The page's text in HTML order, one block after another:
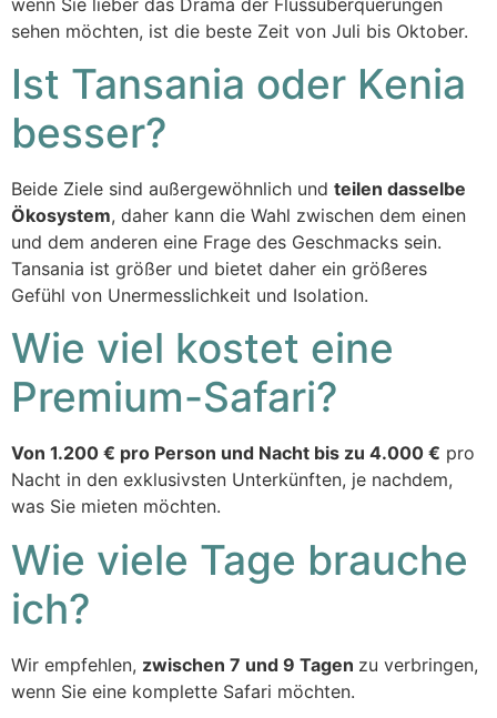
sehen möchten, ist die beste Zeit von Juli bis Oktober.
Ist Tansania oder Kenia
besser?
Beide Ziele sind außergewöhnlich und teilen dasselbe
Ökosystem, daher kann die Wahl zwischen dem einen
und dem anderen eine Frage des Geschmacks sein.
Tansania ist größer und bietet daher ein größeres
Gefühl von Unermesslichkeit und Isolation.
Wie viel kostet eine
Premium-Safari?
Von 1.200 € pro Person und Nacht bis zu 4.000 € pro
Nacht in den exklusivsten Unterkünften, je nachdem,
was Sie mieten möchten.
Wie viele Tage brauche
ich?
Wir empfehlen, zwischen 7 und 9 Tagen zu verbringen,
wenn Sie eine komplette Safari möchten.